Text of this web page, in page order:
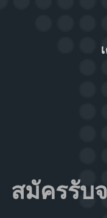
สมัครรับ